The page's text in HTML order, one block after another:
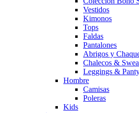
Vestidos
Kimonos
Tops
Faldas
Pantalones
Abrigos y
Chalecos &
Leggings &
Hombre
Camisas
Poleras
Kids